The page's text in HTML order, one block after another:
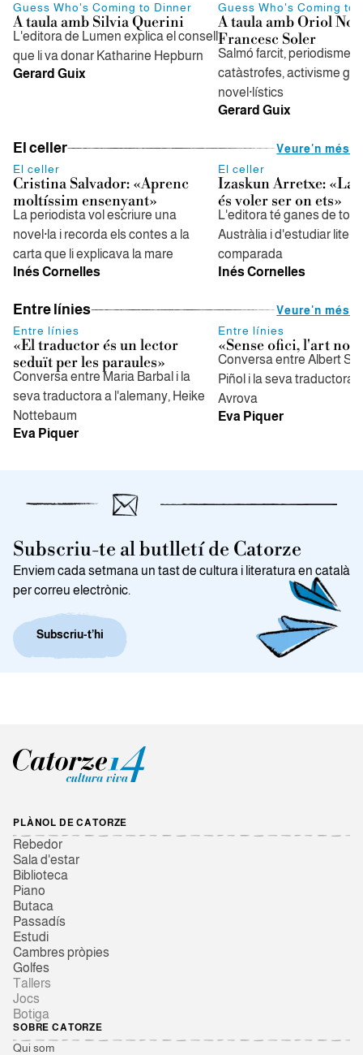
Guess Who's Coming to Dinner
A taula amb Silvia Querini
L'editora de Lumen explica el consell
que li va donar Katharine Hepburn
Gerard Guix
Guess Who's Coming to
A taula amb Oriol
Francesc Soler
Salmó farcit, periodisme
catàstrofes, activisme gai
novel·lístics
Gerard Guix
El celler
Veure'n més
El celler
Cristina Salvador: «Aprenc
moltíssim ensenyant»
La periodista vol escriure una
novel·la i recorda els contes a la
carta que li explicava la mare
Inés Cornelles
El celler
Izaskun Arretxe: «La
és voler ser on ets»
L'editora té ganes de
Austràlia i d'estudiar
comparada
Inés Cornelles
Entre línies
Veure'n més
Entre línies
«El traductor és un lector
seduït per les paraules»
Conversa entre Maria Barbal i la
seva traductora a l'alemany, Heike
Nottebaum
Eva Piquer
Entre línies
«Sense ofici, l'art no
Conversa entre Albert
Piñol i la seva traductora
Avrova
Eva Piquer
Subscriu-te al butlletí de Catorze
Enviem cada setmana un tast de cultura i literatura en català
per correu electrònic.
Subscriu-t’hi
PLÀNOL DE CATORZE
Rebedor
Sala d'estar
Biblioteca
Piano
Butaca
Passadís
Estudi
Cambres pròpies
Golfes
Tallers
Jocs
Botiga
SOBRE CATORZE
Qui som